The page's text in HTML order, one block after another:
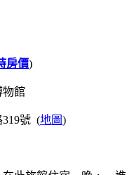
房價)
物館
319號 (地圖)